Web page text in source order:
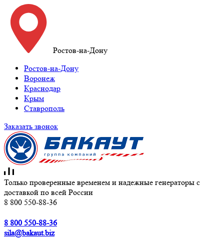
Ростов-на-Дону
Ростов-на-Дону
Воронеж
Краснодар
Крым
Ставрополь
Заказать звонок
Только проверенные временем и надежные генераторы с
доставкой по всей России
8 800 550-88-36
8 800 550-88-36
sila@bakaut.biz